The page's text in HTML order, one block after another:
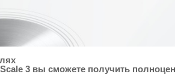
Scale 3 вы сможете получить